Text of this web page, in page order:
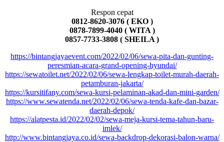
Respon cepat
0812-8620-3076 ( EKO )
0878-7899-4040 ( WITA )
0857-7733-3808 ( SHEILA )
https://bintangjayaevent.com/2022/02/06/sewa-pita-dan-gunting-
peresmian-acara-grand-opening-hyundai/
https://sewatoilet.net/2022/02/06/sewa-lengkap-toilet-murah-daerah-
petamburan-jakarta/
https://kursitifany.com/sewa-kursi-pelaminan-akad-dan-mini-garden/
https://www.sewatenda.net/2022/02/06/sewa-tenda-kafe-dan-bazar-
daerah-depok/
https://alatpesta.id/2022/02/02/sewa-meja-kursi-tema-tahun-baru-
imlek/
http://www.bintangjaya.co.id/sewa-backdrop-dekorasi-balon-warna/